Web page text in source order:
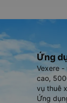
Ứng
Vexere
cao,
vụ thuê
Ứng